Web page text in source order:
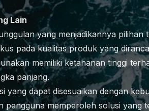
Lain
yang menjadikannya pilihan
pada kualitas produk yang
memiliki ketahanan tinggi
panjang.
yang dapat disesuaikan dengan
pengguna memperoleh solusi yang